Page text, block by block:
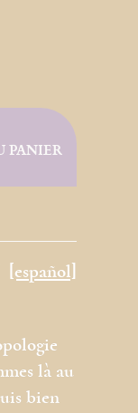
PANIER
[español]
là au
bien